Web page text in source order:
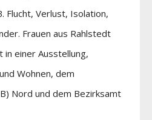
Flucht, Verlust, Isolation,
Frauen aus Rahlstedt
in einer Ausstellung,
Wohnen, dem
Nord und dem Bezirksamt